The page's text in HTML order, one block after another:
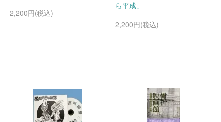
2,200円(税込)
ら平成」
2,200円(税込)